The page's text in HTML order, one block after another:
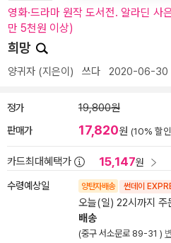
영화·드라마 원작 도서전. 알라딘 사
만 5천원 이상)
희망
양귀자 (지은이) 쓰다 2020-06-30
정가 19,800원
판매가 17,820원 (10% 할
카드최대혜택가 15,147원
수령예상일 양탄자배송 썬데이
오늘(일) 22시까지 주
배송
(중구 서소문로 89-31 )